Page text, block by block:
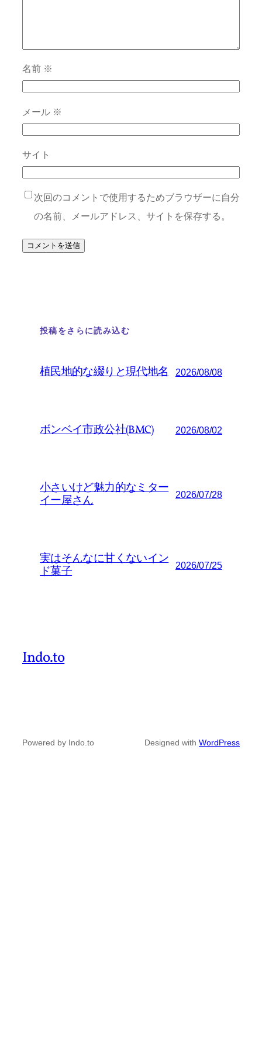
名前 ※
メール ※
サイト
次回のコメントで使用するためブラウザーに自分
の名前、メールアドレス、サイトを保存する。
投稿をさらに読み込む
植民地的な綴りと現代地名 2026/08/08
ボンベイ市政公社(BMC) 2026/08/02
小さいけど魅力的なミター
イー屋さん
2026/07/28
実はそんなに甘くないイン
ド菓子
2026/07/25
Indo.to
Powered by Indo.to Designed with WordPress